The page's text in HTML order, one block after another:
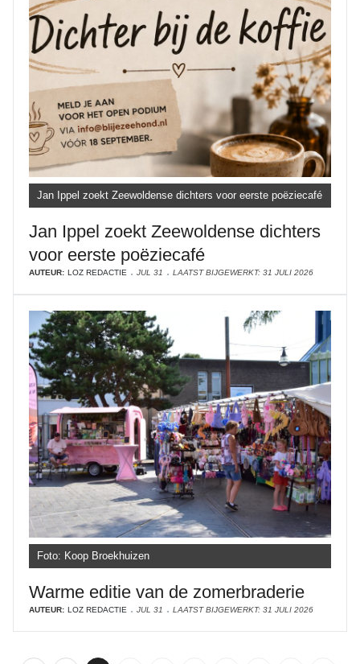
Jan Ippel zoekt Zeewoldense dichters voor eerste poëziecafé
Jan Ippel zoekt Zeewoldense dichters
voor eerste poëziecafé
AUTEUR: LOZ REDACTIE JUL 31 LAATST BIJGEWERKT: 31 JULI 2026
Foto: Koop Broekhuizen
Warme editie van de zomerbraderie
AUTEUR: LOZ REDACTIE JUL 31 LAATST BIJGEWERKT: 31 JULI 2026